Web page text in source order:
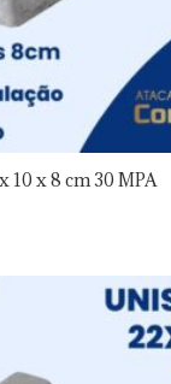
10 x 8 cm 30 MPA